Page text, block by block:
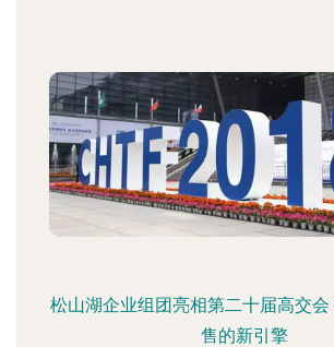
松山湖企业组团亮相第二十届高交
售的新引擎